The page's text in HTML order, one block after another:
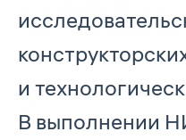
и
В выполнении